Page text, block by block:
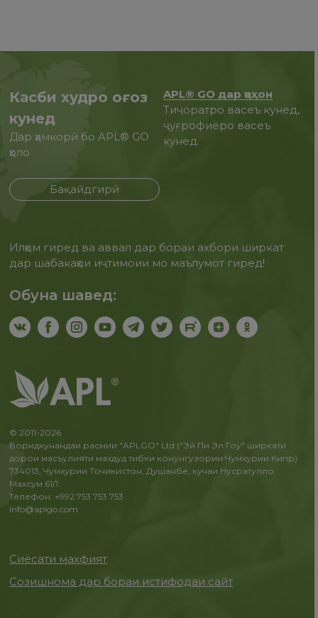
Касби худро оғоз
кунед
Дар ҳамкорӣ бо APL® GO
ҳоло
Бақайдгирӣ
APL® GO дар ҷаҳон
Тиҷоратро васеъ кунед,
ҷуғрофиёро васеъ
кунед.
Илҳом гиред ва аввал дар бораи ахбори ширкат
дар шабакаҳои иҷтимоии мо маълумот гиред!
Обуна шавед:
© 2011-2026
Воридкунандаи расмии "APLGO" Ltd ("Эй Пи Эл Гоу" ширкати
дорои масъулияти махдуд тибки конунгузории Чумхурии Кипр)
734013, Чумхурии Точикистон, Душанбе, кучаи Нусратулло
Махсум 61/1.
Телефон: +992 753 753 753
info@aplgo.com
Сиёсати махфият
Созишнома дар бораи истифодаи сайт